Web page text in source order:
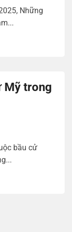
Những
Mỹ trong
bầu cử